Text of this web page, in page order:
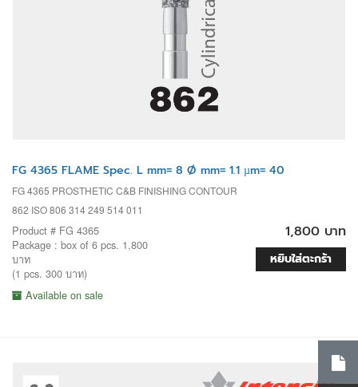
FG 4365 FLAME Spec. L mm= 8 Ø mm= 1.1 µm= 40
FG 4365 PROSTHETIC C&B FINISHING CONTOUR
862 ISO 806 314 249 514 011
Product # FG 4365
Package : box of 6 pcs. 1,800
บาท
(1 pcs. 300 บาท)
Available on sale
1,800 บาท
หยิบใส่ตะกร้า